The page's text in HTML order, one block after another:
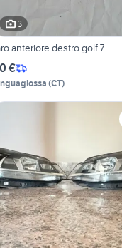
3
anteriore destro golf 7
€
(CT)